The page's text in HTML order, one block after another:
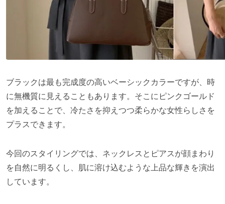
ブラックは最も完成度の高いベーシックカラーですが、時
に無機質に見えることもあります。そこにピンクゴールド
を加えることで、冷たさを抑えつつ柔らかな女性らしさを
プラスできます。
今回のスタイリングでは、ネックレスとピアスが顔まわり
を自然に明るくし、肌に溶け込むような上品な輝きを演出
しています。